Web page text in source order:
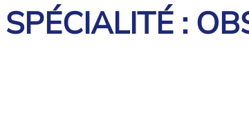
SPÉCIALITÉ :